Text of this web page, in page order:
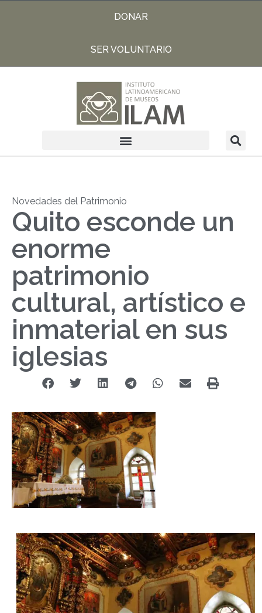
DONAR
SER VOLUNTARIO
Novedades del Patrimonio
Quito esconde un
enorme
patrimonio
cultural, artístico e
inmaterial en sus
iglesias